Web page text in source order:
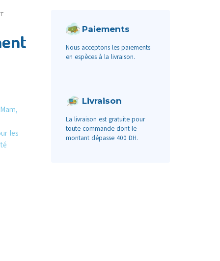
les
Paiements
Nous acceptons les paiements
en espèces à la livraison.
Livraison
La livraison est gratuite pour
toute commande dont le
montant dépasse 400 DH.